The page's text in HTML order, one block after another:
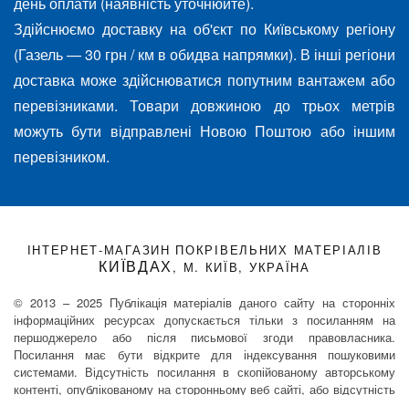
Здійснюємо доставку на об'єкт по Київському регіону
(Газель — 30 грн / км в обидва напрямки). В інші регіони
доставка може здійснюватися попутним вантажем або
перевізниками. Товари довжиною до трьох метрів
можуть бути відправлені Новою Поштою або іншим
перевізником.
ІНТЕРНЕТ-МАГАЗИН ПОКРІВЕЛЬНИХ МАТЕРІАЛІВ
КИЇВДАХ , М. КИЇВ, УКРАЇНА
© 2013 – 2025 Публікація матеріалів даного сайту на сторонніх
інформаційних ресурсах допускається тільки з посиланням на
першоджерело або після письмової згоди правовласника.
Посилання має бути відкрите для індексування пошуковими
системами. Відсутність посилання в скопійованому авторському
контенті, опублікованому на сторонньому веб сайті, або відсутність